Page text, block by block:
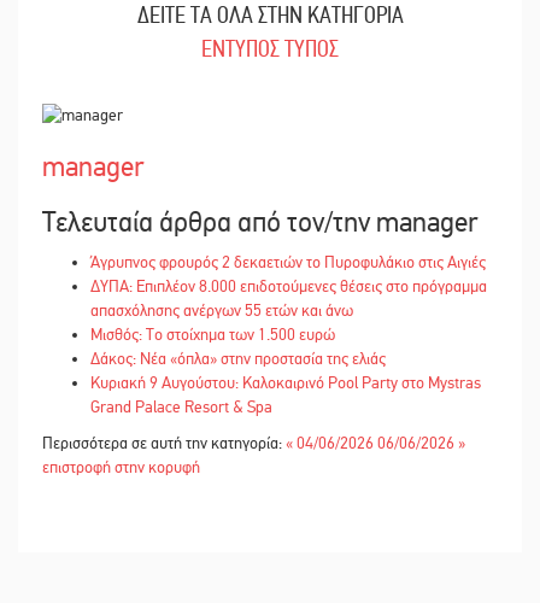
ΔΕΙΤΕ ΤΑ ΟΛΑ ΣΤΗΝ ΚΑΤΗΓΟΡΙΑ
ΕΝΤΥΠΟΣ ΤΥΠΟΣ
manager
Τελευταία άρθρα από τον/την manager
Άγρυπνος φρουρός 2 δεκαετιών το Πυροφυλάκιο στις Αιγιές
ΔΥΠΑ: Επιπλέον 8.000 επιδοτούμενες θέσεις στο πρόγραμμα
απασχόλησης ανέργων 55 ετών και άνω
Μισθός: Το στοίχημα των 1.500 ευρώ
Δάκος: Νέα «όπλα» στην προστασία της ελιάς
Κυριακή 9 Αυγούστου: Καλοκαιρινό Pool Party στο Mystras
Grand Palace Resort & Spa
Περισσότερα σε αυτή την κατηγορία:« 04/06/2026 06/06/2026 »
επιστροφή στην κορυφή